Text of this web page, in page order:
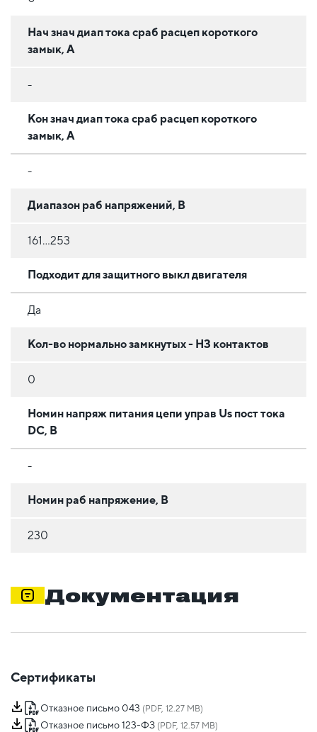
Нач знач диап тока сраб расцеп короткого
замык, А
-
Кон знач диап тока сраб расцеп короткого
замык, А
-
Диапазон раб напряжений, В
161...253
Подходит для защитного выкл двигателя
Да
Кол-во нормально замкнутых - НЗ контактов
0
Номин напряж питания цепи управ Us пост тока
DC, В
-
Номин раб напряжение, В
230
Документация
Сертификаты
Отказное письмо 043 (PDF, 12.27 MB)
Отказное письмо 123-ФЗ (PDF, 12.57 MB)